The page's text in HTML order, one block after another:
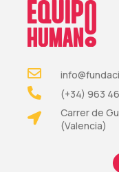
(+34) 963
Carrer de
(Valencia)